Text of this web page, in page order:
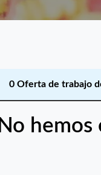
0 Oferta de trabajo
No